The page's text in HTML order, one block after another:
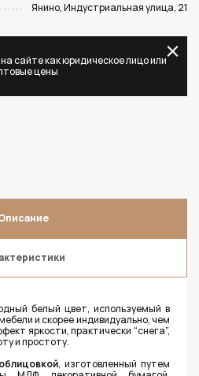
Янино, Индустриальная улица, 21
на сайте как юридическое лицо или
цены
белый цвет, используемый в
и скорее индивидуально, чем
яркости, практически “снега”,
и простоту.
, изготовленный путем